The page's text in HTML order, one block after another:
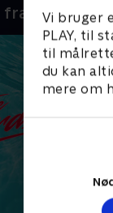
Vi bruger
PLAY, til
til
du kan
mere om
Disney+